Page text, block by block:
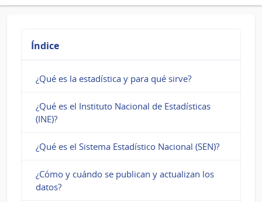
Indice
Medio
de
Salarios
(IMS)?
Índice
¿Qué es la estadística y para qué sirve?
¿Qué es el Instituto Nacional de Estadísticas
(INE)?
¿Qué es el Sistema Estadístico Nacional (SEN)?
¿Cómo y cuándo se publican y actualizan los
datos?